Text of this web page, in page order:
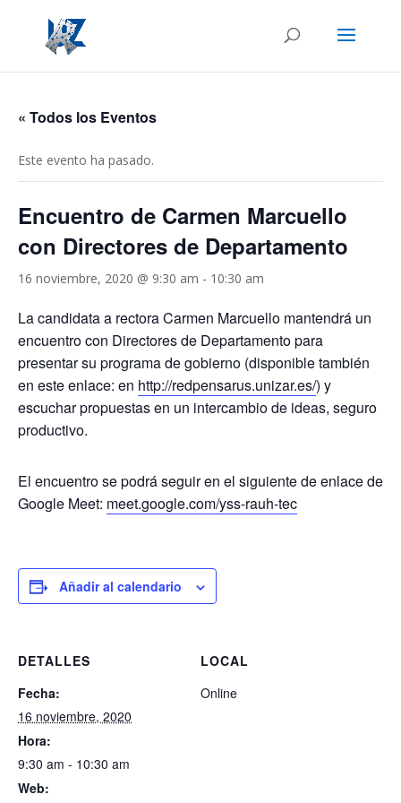
« Todos los Eventos
Este evento ha pasado.
Encuentro de Carmen Marcuello
con Directores de Departamento
16 noviembre, 2020 @ 9:30 am - 10:30 am
La candidata a rectora Carmen Marcuello mantendrá un
encuentro con Directores de Departamento para
presentar su programa de gobierno (disponible también
en este enlace: en http://redpensarus.unizar.es/) y
escuchar propuestas en un intercambio de ideas, seguro
productivo.
El encuentro se podrá seguir en el siguiente de enlace de
Google Meet: meet.google.com/yss-rauh-tec
Añadir al calendario
DETALLES
Fecha:
16 noviembre, 2020
Hora:
9:30 am - 10:30 am
Web:
LOCAL
Online